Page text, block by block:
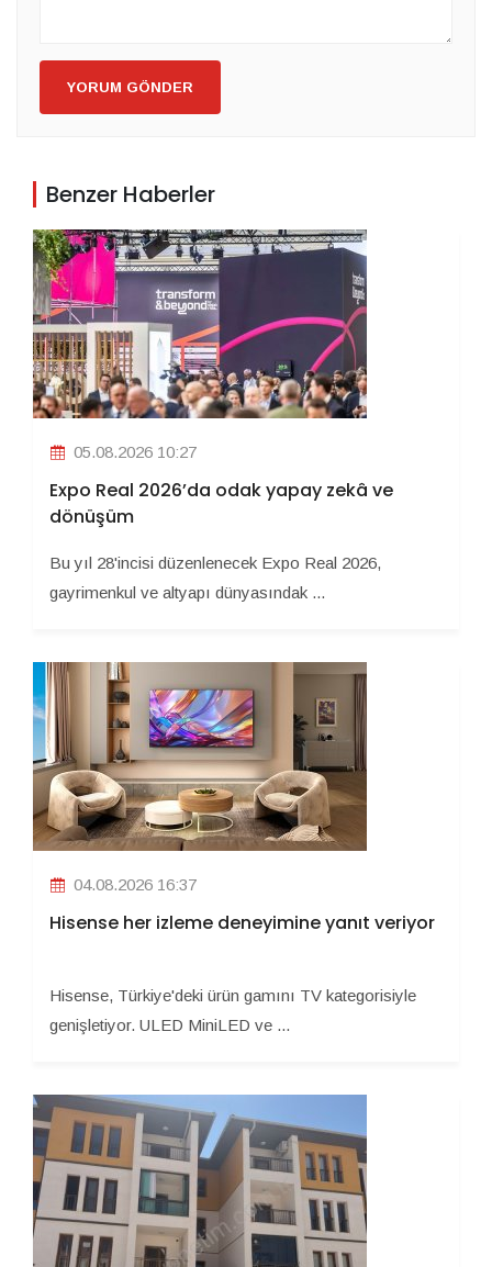
YORUM GÖNDER
Benzer Haberler
05.08.2026 10:27
Expo Real 2026’da odak yapay zekâ ve
dönüşüm
Bu yıl 28'incisi düzenlenecek Expo Real 2026,
gayrimenkul ve altyapı dünyasındak ...
04.08.2026 16:37
Hisense her izleme deneyimine yanıt veriyor
Hisense, Türkiye'deki ürün gamını TV kategorisiyle
genişletiyor. ULED MiniLED ve ...